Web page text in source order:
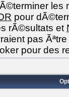
les
pour
rÃ©sultats et
pas
pour des